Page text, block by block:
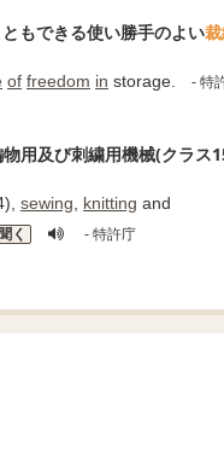
もできる使い勝手のよい
of freedom in storage. - 特
用及び刺繍用機械(クラス
sewing knitting and
く - 特許庁